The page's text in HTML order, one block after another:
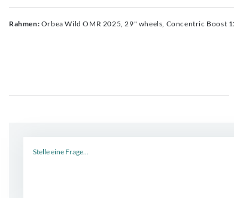
Rahmen: Orbea Wild OMR 2025, 29" wheels, Concentric Boost